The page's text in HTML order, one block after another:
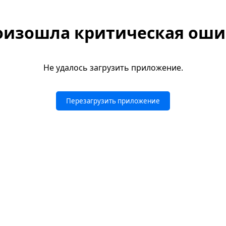
критическая
Не удалось загрузить приложение.
Перезагрузить приложение